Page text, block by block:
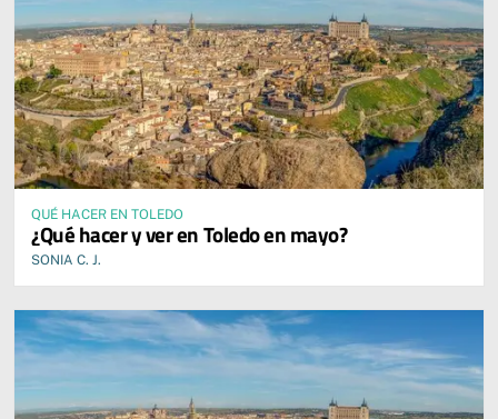
QUÉ HACER EN TOLEDO
¿Qué hacer y ver en Toledo en mayo?
SONIA C. J.